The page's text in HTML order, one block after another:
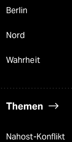
Berlin
Nord
Wahrheit
Themen
Nahost-Konflikt